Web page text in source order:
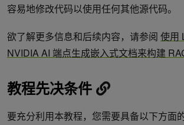
容易地修改代码以使用任何其他源代码。
欲了解更多信息和后续内容，请参阅 使用
NVIDIA AI 端点生成嵌入式文档来构建
教程先决条件
要充分利用本教程，您需要具备以下方面